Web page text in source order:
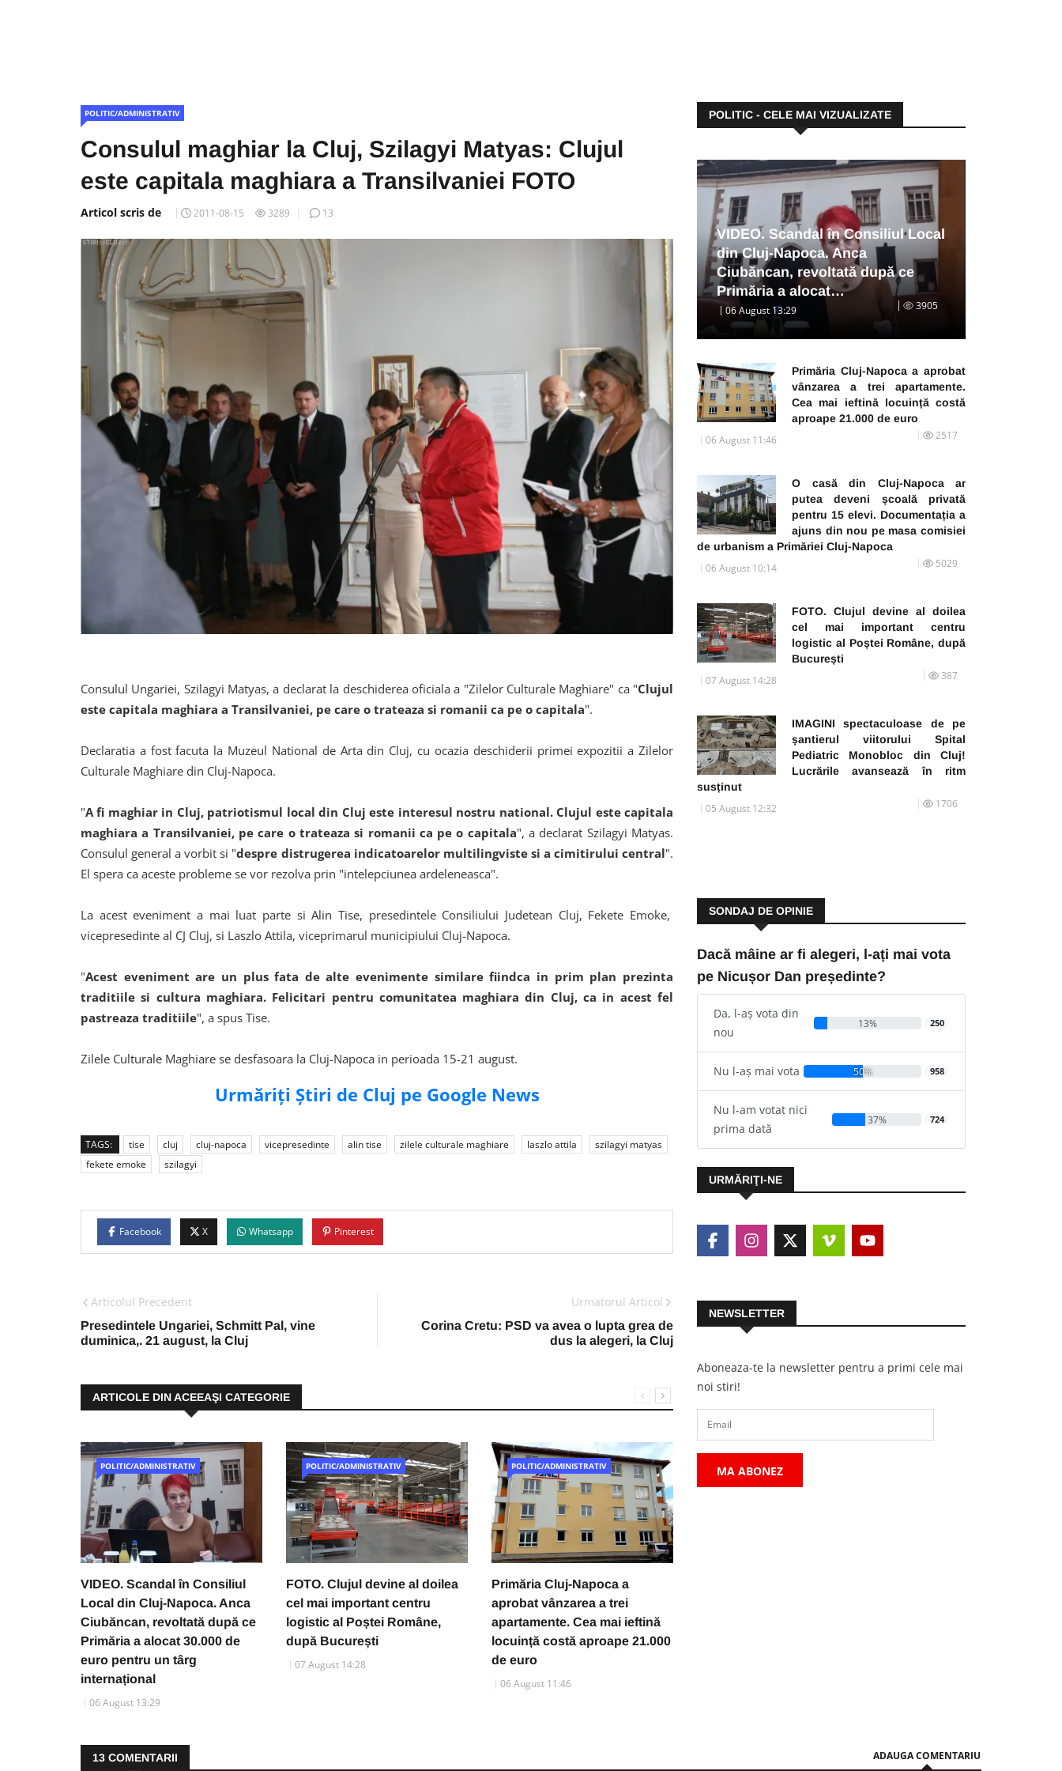
POLITIC/ADMINISTRATIV
Consulul maghiar la Cluj, Szilagyi Matyas: Clujul
este capitala maghiara a Transilvaniei FOTO
Articol scris de 2011-08-15 3289 13
Consulul Ungariei, Szilagyi Matyas, a declarat la deschiderea oficiala a "Zilelor Culturale Maghiare" ca "Clujul
este capitala maghiara a Transilvaniei, pe care o trateaza si romanii ca pe o capitala".
Declaratia a fost facuta la Muzeul National de Arta din Cluj, cu ocazia deschiderii primei expozitii a Zilelor
Culturale Maghiare din Cluj-Napoca.
"A fi maghiar in Cluj, patriotismul local din Cluj este interesul nostru national. Clujul este capitala
maghiara a Transilvaniei, pe care o trateaza si romanii ca pe o capitala", a declarat Szilagyi Matyas.
Consulul general a vorbit si "despre distrugerea indicatoarelor multilingviste si a cimitirului central".
El spera ca aceste probleme se vor rezolva prin "intelepciunea ardeleneasca".
La acest eveniment a mai luat parte si Alin Tise, presedintele Consiliului Judetean Cluj, Fekete Emoke,
vicepresedinte al CJ Cluj, si Laszlo Attila, viceprimarul municipiului Cluj-Napoca.
"Acest eveniment are un plus fata de alte evenimente similare fiindca in prim plan prezinta
traditiile si cultura maghiara. Felicitari pentru comunitatea maghiara din Cluj, ca in acest fel
pastreaza traditiile", a spus Tise.
Zilele Culturale Maghiare se desfasoara la Cluj-Napoca in perioada 15-21 august.
Urmăriți Știri de Cluj pe Google News
TAGS: tise cluj cluj-napoca vicepresedinte alin tise zilele culturale maghiare laszlo attila
szilagyi matyas
fekete emoke
szilagyi
Facebook X Whatsapp Pinterest
Articolul Precedent
Presedintele Ungariei, Schmitt Pal, vine
duminica,. 21 august, la Cluj
Urmatorul Articol
Corina Cretu: PSD va avea o lupta grea de
dus la alegeri, la Cluj
ARTICOLE DIN ACEEAŞI CATEGORIE
POLITIC/ADMINISTRATIV
VIDEO. Scandal în Consiliul
Local din Cluj-Napoca. Anca
Ciubăncan, revoltată după ce
Primăria a alocat 30.000 de
euro pentru un târg
internațional
06 August 13:29
POLITIC/ADMINISTRATIV
FOTO. Clujul devine al doilea
cel mai important centru
logistic al Poștei Române,
după București
07 August 14:28
POLITIC/ADMINISTRATIV
Primăria Cluj-Napoca a
aprobat vânzarea a trei
apartamente. Cea mai ieftină
locuință costă aproape 21.000
de euro
06 August 11:46
POLITIC/ADMINISTRATIV
POLITIC - CELE MAI VIZUALIZATE
VIDEO. Scandal în Consiliul Local
din Cluj-Napoca. Anca
Ciubăncan, revoltată după ce
Primăria a alocat…
06 August 13:29 3905
Primăria Cluj-Napoca a aprobat
vânzarea a trei apartamente.
Cea mai ieftină locuință costă
aproape 21.000 de euro
06 August 11:46 2517
O casă din Cluj-Napoca ar
putea deveni școală privată
pentru 15 elevi. Documentația a
ajuns din nou pe masa comisiei
de urbanism a Primăriei Cluj-Napoca
06 August 10:14 5029
FOTO. Clujul devine al doilea
cel mai important centru
logistic al Poștei Române, după
București
07 August 14:28 387
IMAGINI spectaculoase de pe
șantierul viitorului Spital
Pediatric Monobloc din Cluj!
Lucrările avansează în ritm
susținut
05 August 12:32 1706
SONDAJ DE OPINIE
Dacă mâine ar fi alegeri, l-ați mai vota
pe Nicușor Dan președinte?
Da, l-aș vota din
nou
13% 250
Nu l-aș mai vota 50% 958
Nu l-am votat nici
prima dată
37% 724
URMĂRIŢI-NE
NEWSLETTER
Aboneaza-te la newsletter pentru a primi cele mai
noi stiri!
MA ABONEZ
13 COMENTARII ADAUGA COMENTARIU